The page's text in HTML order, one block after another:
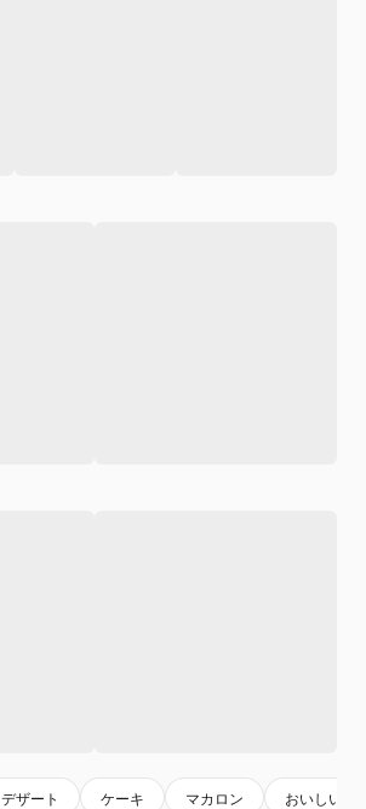
デザート ケーキ マカロン おいしい